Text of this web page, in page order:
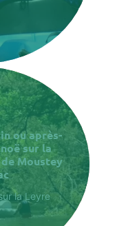
ou après-
sur la
Moustey
la Leyre